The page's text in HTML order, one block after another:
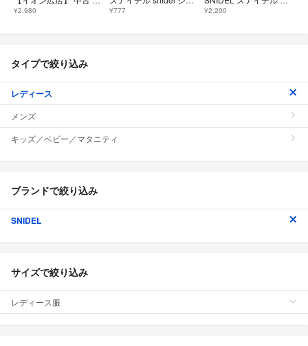
¥2,980 ¥777 ¥2,200
タイプで絞り込み
レディース
メンズ
キッズ／ベビー／マタニティ
ブランドで絞り込み
SNIDEL
サイズで絞り込み
レディース服